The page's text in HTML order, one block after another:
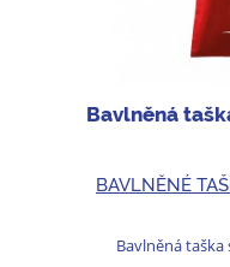
Bavlněná
BAVLNĚNÉ
Bavlněná